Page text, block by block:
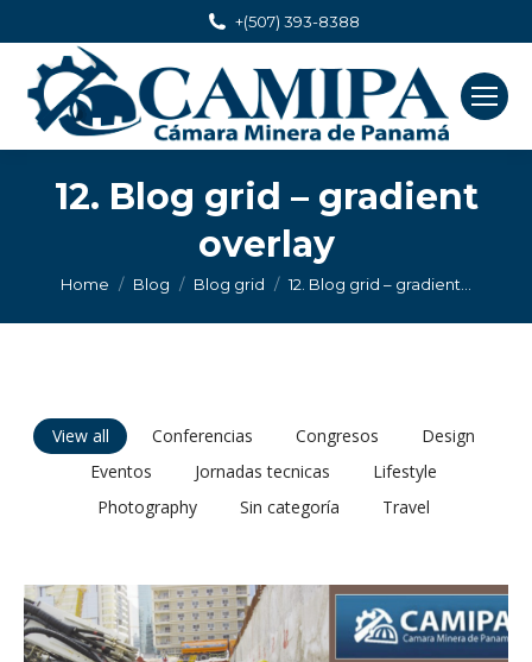
+(507) 393-8388
12. Blog grid – gradient
overlay
You are here:
Home Blog Blog grid 12. Blog grid – gradient…
View all Conferencias Congresos
Design
Eventos
Jornadas tecnicas
Lifestyle
Photography
Sin categoría Travel